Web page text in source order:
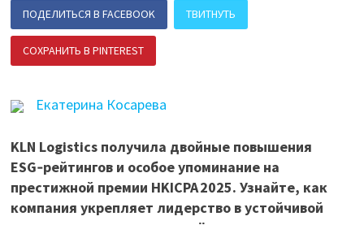
ПОДЕЛИТЬСЯ В FACEBOOK ТВИТНУТЬ
СОХРАНИТЬ В PINTEREST
Екатерина Косарева
KLN Logistics получила двойные повышения
ESG‑рейтингов и особое упоминание на
престижной премии HKICPA 2025. Узнайте, как
компания укрепляет лидерство в устойчивой